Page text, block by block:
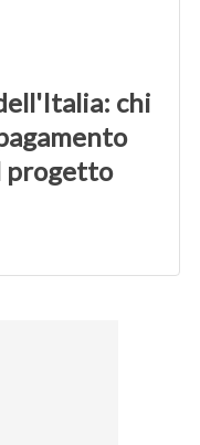
chi
progetto